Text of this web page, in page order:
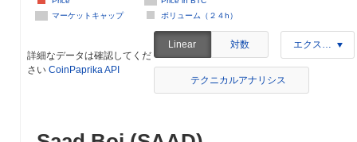
マーケットキャップ
ボリューム（２４h）
詳細なデータは確認してくだ
さい CoinPaprika API
Linear 対数 エクスポート
テクニカルアナリシス